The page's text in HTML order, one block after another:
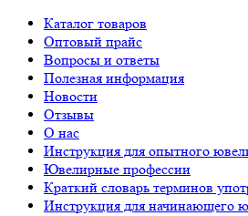
Каталог товаров
Оптовый прайс
Вопросы и ответы
Полезная информация
Новости
Отзывы
О нас
Инструкция для опытного
Ювелирные профессии
Краткий словарь терминов
Инструкция для начинающего